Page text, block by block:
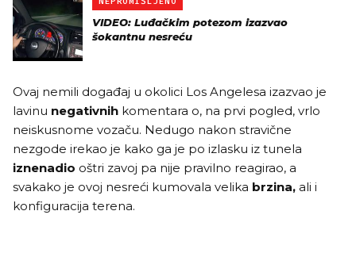
VIDEO: Luđačkim potezom izazvao
šokantnu nesreću
Ovaj nemili događaj u okolici Los Angelesa izazvao je
lavinu negativnih komentara o, na prvi pogled, vrlo
neiskusnome vozaču. Nedugo nakon stravične
nezgode irekao je kako ga je po izlasku iz tunela
iznenadio oštri zavoj pa nije pravilno reagirao, a
svakako je ovoj nesreći kumovala velika brzina, ali i
konfiguracija terena.